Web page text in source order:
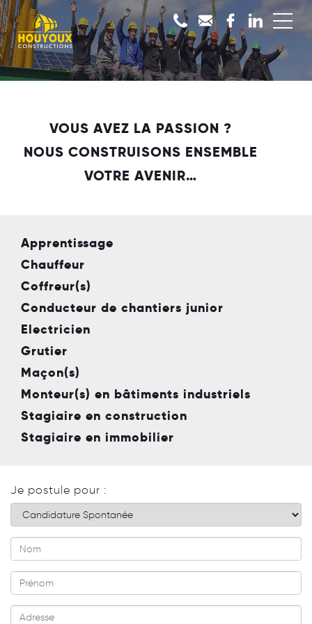
VOUS AVEZ LA PASSION ?
NOUS CONSTRUISONS ENSEMBLE
VOTRE AVENIR…
Apprentissage
Chauffeur
Coffreur(s)
Conducteur de chantiers junior
Electricien
Grutier
Maçon(s)
Monteur(s) en bâtiments industriels
Stagiaire en construction
Stagiaire en immobilier
Je postule pour :